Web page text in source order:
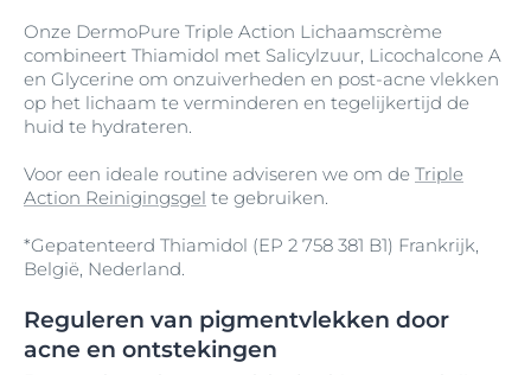
Onze DermoPure Triple Action Lichaamscrème
combineert Thiamidol met Salicylzuur, Licochalcone A
en Glycerine om onzuiverheden en post-acne vlekken
op het lichaam te verminderen en tegelijkertijd de
huid te hydrateren.
Voor een ideale routine adviseren we om de Triple
Action Reinigingsgel te gebruiken.
*Gepatenteerd Thiamidol (EP 2 758 381 B1) Frankrijk,
België, Nederland.
Reguleren van pigmentvlekken door
acne en ontstekingen